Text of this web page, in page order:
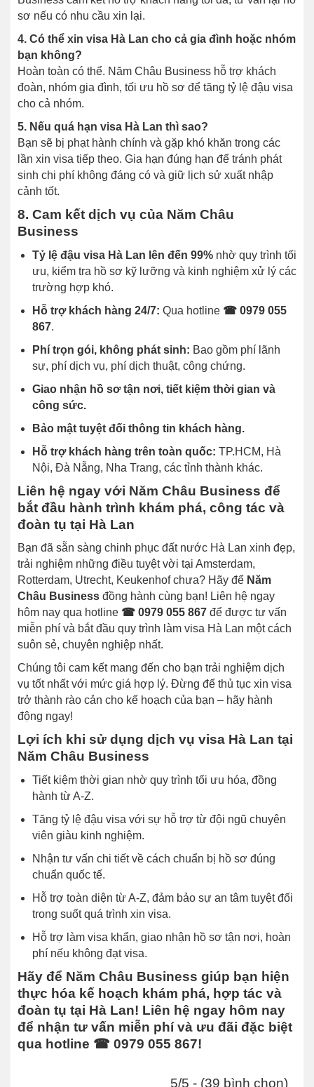
sơ nếu có nhu cầu xin lại.
4. Có thể xin visa Hà Lan cho cả gia đình hoặc nhóm
bạn không?
Hoàn toàn có thể. Năm Châu Business hỗ trợ khách
đoàn, nhóm gia đình, tối ưu hồ sơ để tăng tỷ lệ đậu visa
cho cả nhóm.
5. Nếu quá hạn visa Hà Lan thì sao?
Bạn sẽ bị phạt hành chính và gặp khó khăn trong các
lần xin visa tiếp theo. Gia hạn đúng hạn để tránh phát
sinh chi phí không đáng có và giữ lịch sử xuất nhập
cảnh tốt.
8. Cam kết dịch vụ của Năm Châu
Business
Tỷ lệ đậu visa Hà Lan lên đến 99%nhờ quy trình tối
ưu, kiểm tra hồ sơ kỹ lưỡng và kinh nghiệm xử lý các
trường hợp khó.
Hỗ trợ khách hàng 24/7: Qua hotline ☎ 0979 055
867.
Phí trọn gói, không phát sinh: Bao gồm phí lãnh
sự, phí dịch vụ, phí dịch thuật, công chứng.
Giao nhận hồ sơ tận nơi, tiết kiệm thời gian và
công sức.
Bảo mật tuyệt đối thông tin khách hàng.
Hỗ trợ khách hàng trên toàn quốc: TP.HCM, Hà
Nội, Đà Nẵng, Nha Trang, các tỉnh thành khác.
Liên hệ ngay với Năm Châu Business để
bắt đầu hành trình khám phá, công tác và
đoàn tụ tại Hà Lan
Bạn đã sẵn sàng chinh phục đất nước Hà Lan xinh đẹp,
trải nghiệm những điều tuyệt vời tại Amsterdam,
Rotterdam, Utrecht, Keukenhof chưa? Hãy để Năm
Châu Business đồng hành cùng bạn! Liên hệ ngay
hôm nay qua hotline ☎ 0979 055 867 để được tư vấn
miễn phí và bắt đầu quy trình làm visa Hà Lan một cách
suôn sẻ, chuyên nghiệp nhất.
Chúng tôi cam kết mang đến cho bạn trải nghiệm dịch
vụ tốt nhất với mức giá hợp lý. Đừng để thủ tục xin visa
trở thành rào cản cho kế hoạch của bạn – hãy hành
động ngay!
Lợi ích khi sử dụng dịch vụ visa Hà Lan tại
Năm Châu Business
Tiết kiệm thời gian nhờ quy trình tối ưu hóa, đồng
hành từ A-Z.
Tăng tỷ lệ đậu visa với sự hỗ trợ từ đội ngũ chuyên
viên giàu kinh nghiệm.
Nhận tư vấn chi tiết về cách chuẩn bị hồ sơ đúng
chuẩn quốc tế.
Hỗ trợ toàn diện từ A-Z, đảm bảo sự an tâm tuyệt đối
trong suốt quá trình xin visa.
Hỗ trợ làm visa khẩn, giao nhận hồ sơ tận nơi, hoàn
phí nếu không đạt visa.
Hãy để Năm Châu Business giúp bạn hiện
thực hóa kế hoạch khám phá, hợp tác và
đoàn tụ tại Hà Lan! Liên hệ ngay hôm nay
để nhận tư vấn miễn phí và ưu đãi đặc biệt
qua hotline ☎ 0979 055 867!
5/5 - (39 bình chọn)